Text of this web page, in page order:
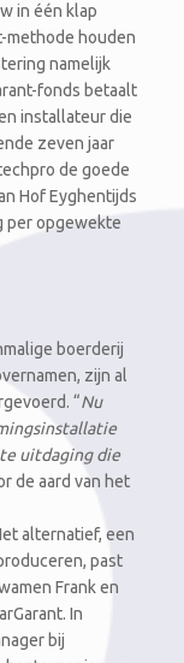
in één klap
methode houden
namelijk
fonds betaalt
installateur die
zeven jaar
de goede
Hof Eyghentijds
per opgewekte
boerderij
zijn al
“Nu
uitdaging die
de aard van het
alternatief, een
past
Frank en
In
bij